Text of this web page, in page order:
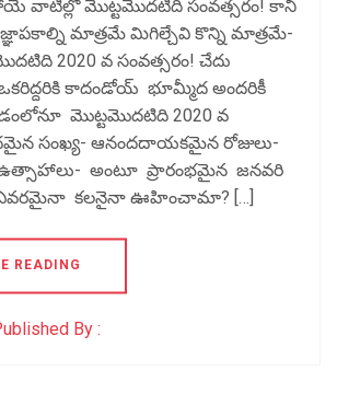
వాటిల్లో మొట్టమొదటిది సంవత్సరం! కానీ
మాత్రమే మిగిల్చేవి కొన్ని మాత్రమే-
2020 వ సంవత్సరం! చేదు
కాదండోయ్ భూమ్మీద అందరికీ
మొట్టమొదటిది 2020 వ
సంఖ్య- ఆనందదాయకమైన రోజులు-
ఉత్సాహాలు- అంటూ ప్రారంభమైన జనవరి
ఎవరమైనా కలనైనా ఊహించామా? […]
READING
By :